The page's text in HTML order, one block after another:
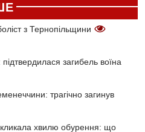
з Тернопільщини
загибель воїна
трагічно загинув
хвилю обурення: що